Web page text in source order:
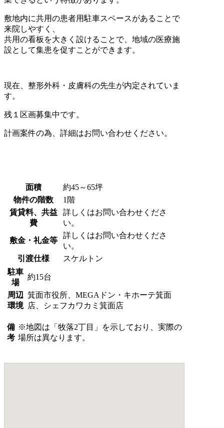
敷地内に共用の患者用駐車スペースがあることで
来院しやすく、
共用の看板を大きく設けることで、地域の医療施
設として集患を促すことができます。
現在、整形外科・皮膚科の先生が内定されていま
す。
残１区画募集中です。
計画案件の為、詳細はお問い合わせください。
面積
約45～65坪
物件の階数
1階
賃貸料、共益
費
詳しくはお問い合わせくださ
い。
敷金・礼金等
詳しくはお問い合わせくださ
い。
引渡仕様
スケルトン
駐車
場
約15台
周辺
環境
箕面市役所、MEGAドン・キホーテ箕面
店、シェフカワカミ箕面店
備
考
※地図は「牧落2丁目」を示しており、実際の
場所は異なります。